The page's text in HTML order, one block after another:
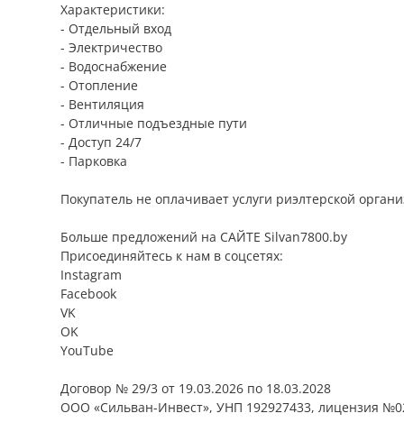
Характеристики:
- Отдельный вход
- Электричество
- Водоснабжение
- Отопление
- Вентиляция
- Отличные подъездные пути
- Доступ 24/7
- Парковка
Покупатель не оплачивает услуги риэлтерской
Больше предложений на САЙТЕ Silvan7800.by
Присоединяйтесь к нам в соцсетях:
Instagram
Facebook
VK
OK
YouTube
Договор № 29/3 от 19.03.2026 по 18.03.2028
ООО «Сильван-Инвест», УНП 192927433, лицензия